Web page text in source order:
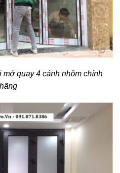
mở quay 4 cánh nhôm chính
hãng